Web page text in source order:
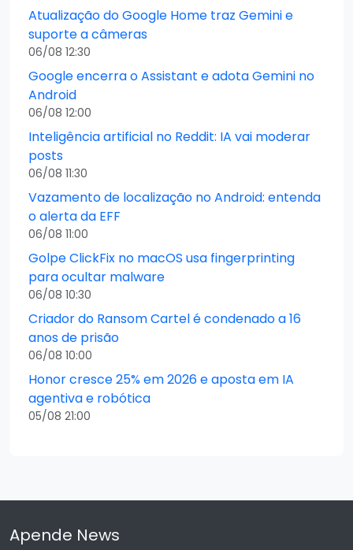
Atualização do Google Home traz Gemini e
suporte a câmeras
06/08 12:30
Google encerra o Assistant e adota Gemini no
Android
06/08 12:00
Inteligência artificial no Reddit: IA vai moderar
posts
06/08 11:30
Vazamento de localização no Android: entenda
o alerta da EFF
06/08 11:00
Golpe ClickFix no macOS usa fingerprinting
para ocultar malware
06/08 10:30
Criador do Ransom Cartel é condenado a 16
anos de prisão
06/08 10:00
Honor cresce 25% em 2026 e aposta em IA
agentiva e robótica
05/08 21:00
Apende News